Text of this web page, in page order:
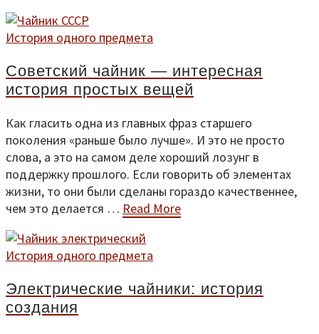
История одного предмета
Советский чайник — интересная
история простых вещей
Как гласить одна из главных фраз старшего
поколения «раньше было лучше». И это не просто
слова, а это на самом деле хороший лозунг в
поддержку прошлого. Если говорить об элементах
жизни, то они были сделаны гораздо качественнее,
чем это делается … Read More
История одного предмета
Электрические чайники: история
создания